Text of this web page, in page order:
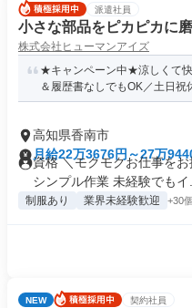
派遣社員
小さな部品をピカピカに
株式会社ヒューマンアイズ
★キャンペーン中★涼しくて
＆履歴書なしでもOK／土日祝
高知県香南市
月給22万3676円～27万
資格 ＼モクモクお仕事を
シンプル作業 未経験でもイ...
制服あり 業界未経験歓迎 +30個
NEW 契約社員